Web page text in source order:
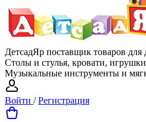
ДетсадЯр поставщик товаров для
Столы и стулья, кровати,
Музыкальные инструменты и
Войти /Регистрация